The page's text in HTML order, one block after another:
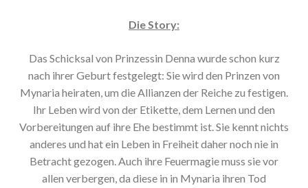
Die Story:
Das Schicksal von Prinzessin Denna wurde schon kurz
nach ihrer Geburt festgelegt: Sie wird den Prinzen von
Mynaria heiraten, um die Allianzen der Reiche zu festigen.
Ihr Leben wird von der Etikette, dem Lernen und den
Vorbereitungen auf ihre Ehe bestimmt ist. Sie kennt nichts
anderes und hat ein Leben in Freiheit daher noch nie in
Betracht gezogen. Auch ihre Feuermagie muss sie vor
allen verbergen, da diese in in Mynaria ihren Tod